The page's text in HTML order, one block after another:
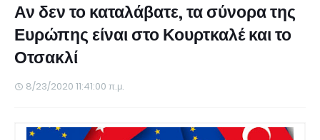
Αν δεν το καταλάβατε, τα σύνορα της
Ευρώπης είναι στο Κουρτκαλέ και το
Οτσακλί
8/23/2020 11:41:00 π.μ.